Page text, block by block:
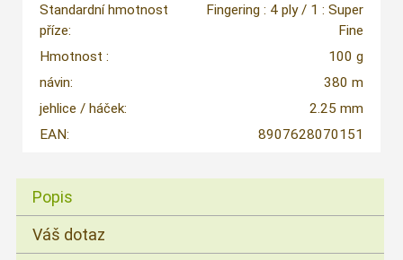
Standardní hmotnost
příze:
Fingering : 4 ply / 1 : Super
Fine
Hmotnost :
100 g
návin:
380 m
jehlice / háček:
2.25 mm
EAN:
8907628070151
Popis
Váš dotaz